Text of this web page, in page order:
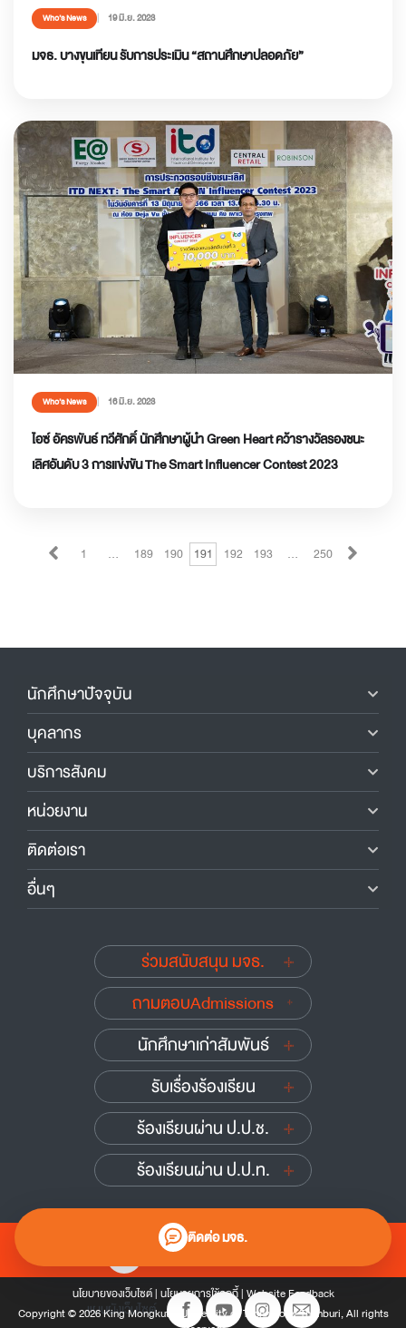
Who’s News 19 มิ.ย. 2023
มจธ. บางขุนเทียน รับการประเมิน “สถานศึกษาปลอดภัย”
Who’s News 16 มิ.ย. 2023
ไอซ์ อัครพันธ์ ทวีศักดิ์ นักศึกษาผู้นำ Green Heart คว้ารางวัลรองชนะ
เลิศอันดับ 3 การแข่งขัน The Smart Influencer Contest 2023
1 … 189 190 191 192 193 … 250
ติดต่อ มจธ.
นักศึกษาปัจจุบัน
บุคลากร
บริการสังคม
หน่วยงาน
ติดต่อเรา
อื่นๆ
ร่วมสนับสนุน มจธ.
ถามตอบAdmissions
นักศึกษาเก่าสัมพันธ์
รับเรื่องร้องเรียน
ร้องเรียนผ่าน ป.ป.ช.
ร้องเรียนผ่าน ป.ป.ท.
0 2470 8000
แผนผังเว็บไซต์
นโยบายของเว็บไซต์| นโยบายการใช้คุกกี้| Website Feedback
Copyright © 2026 King Mongkut’s University of Technology Thonburi, All rights